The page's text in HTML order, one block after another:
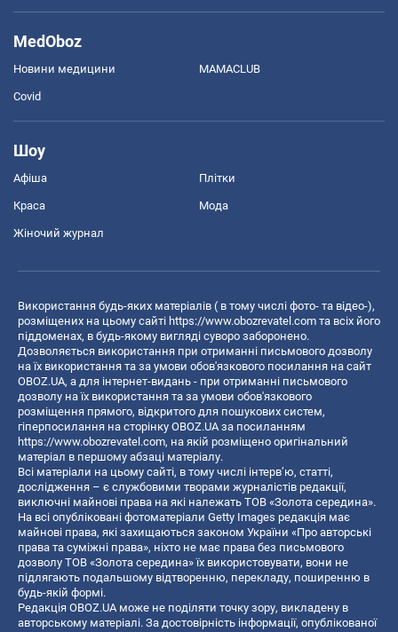
MedOboz
Новини медицини MAMACLUB
Covid
Шоу
Афіша Плітки
Краса Мода
Жіночий журнал
Використання будь-яких матеріалів ( в тому числі фото- та відео-),
розміщених на цьому сайті https://www.obozrevatel.com та всіх його
піддоменах, в будь-якому вигляді суворо заборонено.
Дозволяється використання при отриманні письмового дозволу
на їх використання та за умови обов'язкового посилання на сайт
OBOZ.UA, а для інтернет-видань - при отриманні письмового
дозволу на їх використання та за умови обов'язкового
розміщення прямого, відкритого для пошукових систем,
гіперпосилання на сторінку OBOZ.UA за посиланням
https://www.obozrevatel.com, на якій розміщено оригінальний
матеріал в першому абзаці матеріалу.
Всі матеріали на цьому сайті, в тому числі інтерв’ю, статті,
дослідження – є службовими творами журналістів редакції,
виключні майнові права на які належать ТОВ «Золота середина».
На всі опубліковані фотоматеріали Getty Images редакція має
майнові права, які захищаються законом України «Про авторські
права та суміжні права», ніхто не має права без письмового
дозволу ТОВ «Золота середина» їх використовувати, вони не
підлягають подальшому відтворенню, перекладу, поширенню в
будь-якій формі.
Редакція OBOZ.UA може не поділяти точку зору, викладену в
авторському матеріалі. За достовірність інформації, опублікованої